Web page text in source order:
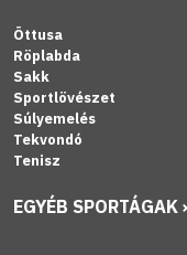
Öttusa
Röplabda
Sakk
Sportlövészet
Súlyemelés
Tekvondó
Tenisz
EGYÉB SPORTÁGAK